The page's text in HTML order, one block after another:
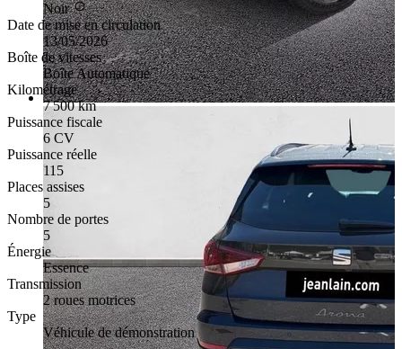
Noir
Date de mise en circulation
13/05/2026
Boîte de vitesses
Boîte Automatique
Kilométrage
7 500 km
Puissance fiscale
6 CV
Puissance réelle
115
Places assises
5
Nombre de portes
5
Énergie
Essence
Transmission
2 roues motrices
Type
Véhicule de démonstration